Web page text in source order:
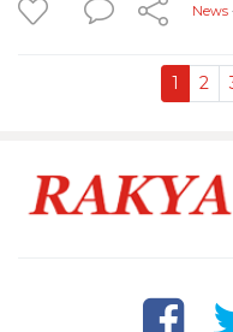
News
1 2